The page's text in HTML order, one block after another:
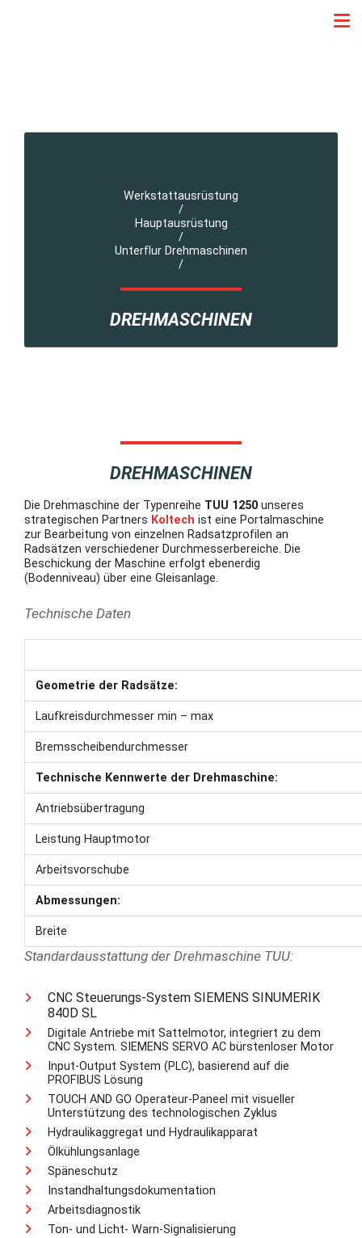
Werkstattausrüstung
/
Hauptausrüstung
/
Unterflur Drehmaschinen
/
DREHMASCHINEN
DREHMASCHINEN
Die Drehmaschine der Typenreihe TUU 1250 unseres
strategischen Partners Koltech ist eine Portalmaschine
zur Bearbeitung von einzelnen Radsatzprofilen an
Radsätzen verschiedener Durchmesserbereiche. Die
Beschickung der Maschine erfolgt ebenerdig
(Bodenniveau) über eine Gleisanlage.
Technische Daten
Geometrie der Radsätze:
Laufkreisdurchmesser min – max
Bremsscheibendurchmesser
Technische Kennwerte der Drehmaschine:
Antriebsübertragung
Leistung Hauptmotor
Arbeitsvorschube
Abmessungen:
Breite
Standardausstattung der Drehmaschine TUU:
CNC Steuerungs-System SIEMENS SINUMERIK
840D SL
Digitale Antriebe mit Sattelmotor, integriert zu dem
CNC System. SIEMENS SERVO AC bürstenloser Motor
Input-Output System (PLC), basierend auf die
PROFIBUS Lösung
TOUCH AND GO Operateur-Paneel mit visueller
Unterstützung des technologischen Zyklus
Hydraulikaggregat und Hydraulikapparat
Ölkühlungsanlage
Späneschutz
Instandhaltungsdokumentation
Arbeitsdiagnostik
Ton- und Licht- Warn-Signalisierung